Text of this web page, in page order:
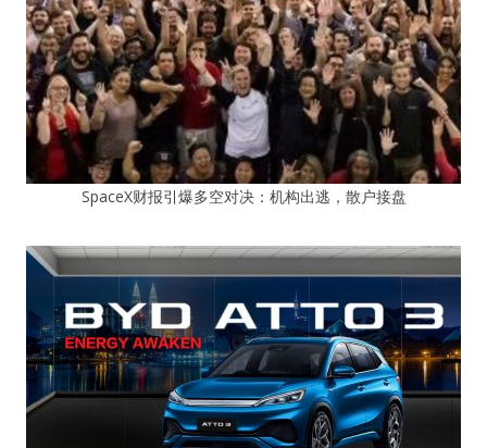
SpaceX财报引爆多空对决：机构出逃，散户接盘